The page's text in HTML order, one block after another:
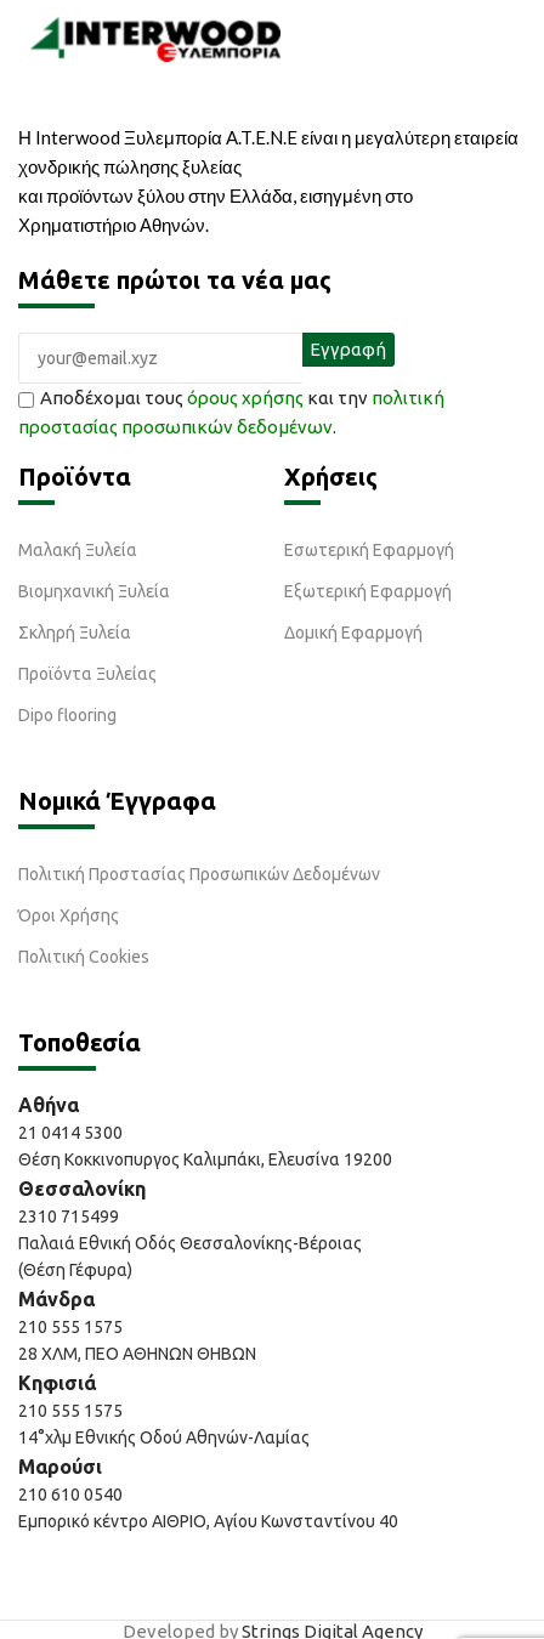
Η Interwood Ξυλεμπορία A.T.E.N.E είναι η μεγαλύτερη εταιρεία
χονδρικής πώλησης ξυλείας
και προϊόντων ξύλου στην Ελλάδα, εισηγμένη στο
Χρηματιστήριο Αθηνών.
Μάθετε πρώτοι τα νέα μας
Αποδέχομαι τους όρους χρήσης και την πολιτική
προστασίας προσωπικών δεδομένων.
Προϊόντα
Μαλακή Ξυλεία
Βιομηχανική Ξυλεία
Σκληρή Ξυλεία
Προϊόντα Ξυλείας
Dipo flooring
Χρήσεις
Εσωτερική Εφαρμογή
Εξωτερική Εφαρμογή
Δομική Εφαρμογή
Νομικά Έγγραφα
Πολιτική Προστασίας Προσωπικών Δεδομένων
Όροι Χρήσης
Πολιτική Cookies
Τοποθεσία
Αθήνα
21 0414 5300
Θέση Κοκκινοπυργος Καλιμπάκι, Ελευσίνα 19200
Θεσσαλονίκη
2310 715499
Παλαιά Εθνική Οδός Θεσσαλονίκης-Βέροιας
(Θέση Γέφυρα)
Μάνδρα
210 555 1575
28 ΧΛΜ, ΠΕΟ ΑΘΗΝΩΝ ΘΗΒΩΝ
Κηφισιά
210 555 1575
14°χλμ Εθνικής Οδού Αθηνών-Λαμίας
Μαρούσι
210 610 0540
Εμπορικό κέντρο ΑΙΘΡΙΟ, Αγίου Κωνσταντίνου 40
Developed byStrings Digital Agency